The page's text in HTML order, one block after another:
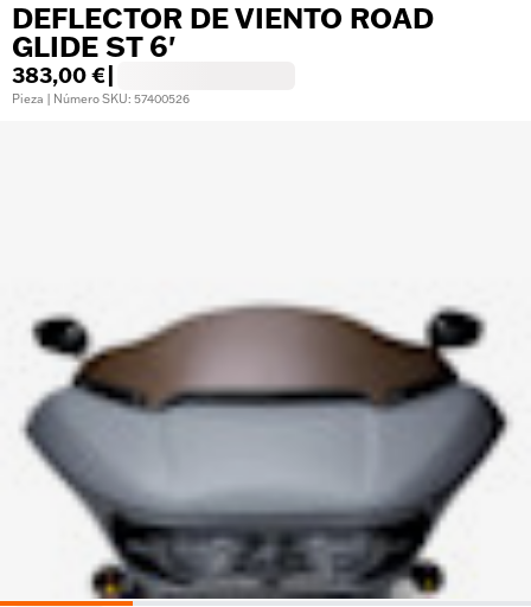
DEFLECTOR DE VIENTO ROAD
GLIDE ST 6'
383,00 €
Pieza | Número SKU: 57400526